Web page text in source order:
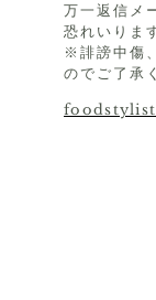
万一返信メ
恐れいりま
※誹謗中傷
のでご了承